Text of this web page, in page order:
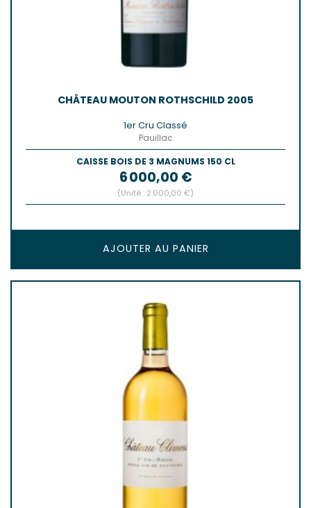
CHÂTEAU MOUTON ROTHSCHILD 2005
1er Cru Classé
Pauillac
CAISSE BOIS DE 3 MAGNUMS 150 CL
Prix
6 000,00 €
(Unité : 2 000,00 €)
AJOUTER AU PANIER